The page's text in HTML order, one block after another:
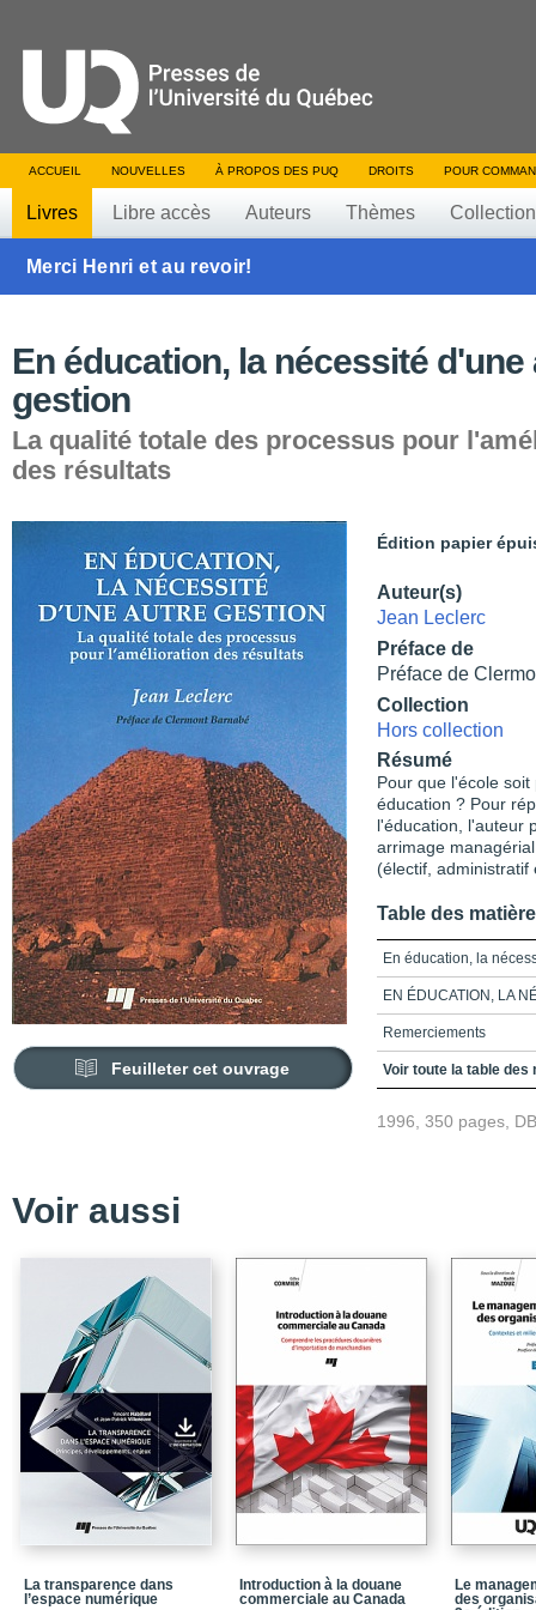
ACCUEIL NOUVELLES À PROPOS DES PUQ DROITS POUR
Livres Libre accès Auteurs Thèmes
Merci Henri et au revoir!
En éducation, la nécessité d'une
gestion
La qualité totale des processus pour
des résultats
Feuilleter cet ouvrage
Édition papier
Auteur(s)
Jean Leclerc
Préface de
Préface de
Collection
Hors collection
Résumé
Pour que l'école
éducation ? Pour
l'éducation, l'auteur
arrimage
(électif, administratif
Table des
En éducation, la
EN ÉDUCATION, LA
Remerciements
Préface
Liste des sigles
Chapitre
Chapitre
Chapitre
scolaire
Chapitre 4_Projection
Chapitre 5_Définition
Chapitre 6_Modèles
Chapitre
scolaires
Chapitre 8_Habiletés
Voir toute la table des
1996, 350 pages,
Voir aussi
La transparence dans
l’espace numérique
Introduction à la douane
commerciale au Canada
Le
des